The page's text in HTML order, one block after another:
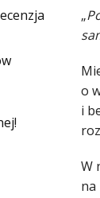
„
o
i
W
na